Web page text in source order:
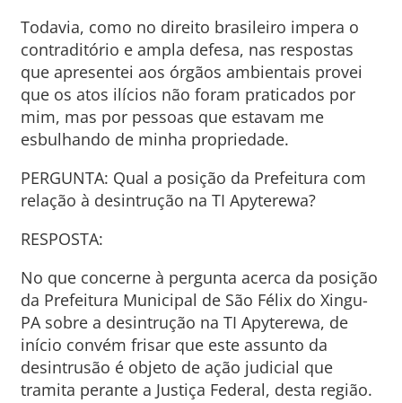
Todavia, como no direito brasileiro impera o
contraditório e ampla defesa, nas respostas
que apresentei aos órgãos ambientais provei
que os atos ilícios não foram praticados por
mim, mas por pessoas que estavam me
esbulhando de minha propriedade.
PERGUNTA: Qual a posição da Prefeitura com
relação à desintrução na TI Apyterewa?
RESPOSTA:
No que concerne à pergunta acerca da posição
da Prefeitura Municipal de São Félix do Xingu-
PA sobre a desintrução na TI Apyterewa, de
início convém frisar que este assunto da
desintrusão é objeto de ação judicial que
tramita perante a Justiça Federal, desta região.